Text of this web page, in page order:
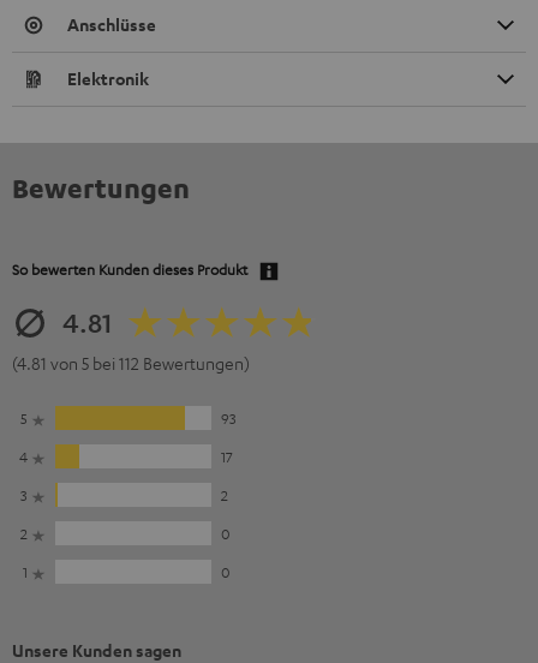
Anschlüsse
Elektronik
Bewertungen
So bewerten Kunden dieses Produkt
4.81
(4.81 von 5 bei 112 Bewertungen)
5
93
4
17
3
2
2
0
1
0
Unsere Kunden sagen